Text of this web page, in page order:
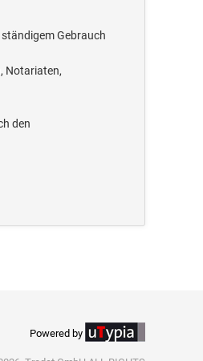
Gebrauch
Notariaten,
den
Powered by